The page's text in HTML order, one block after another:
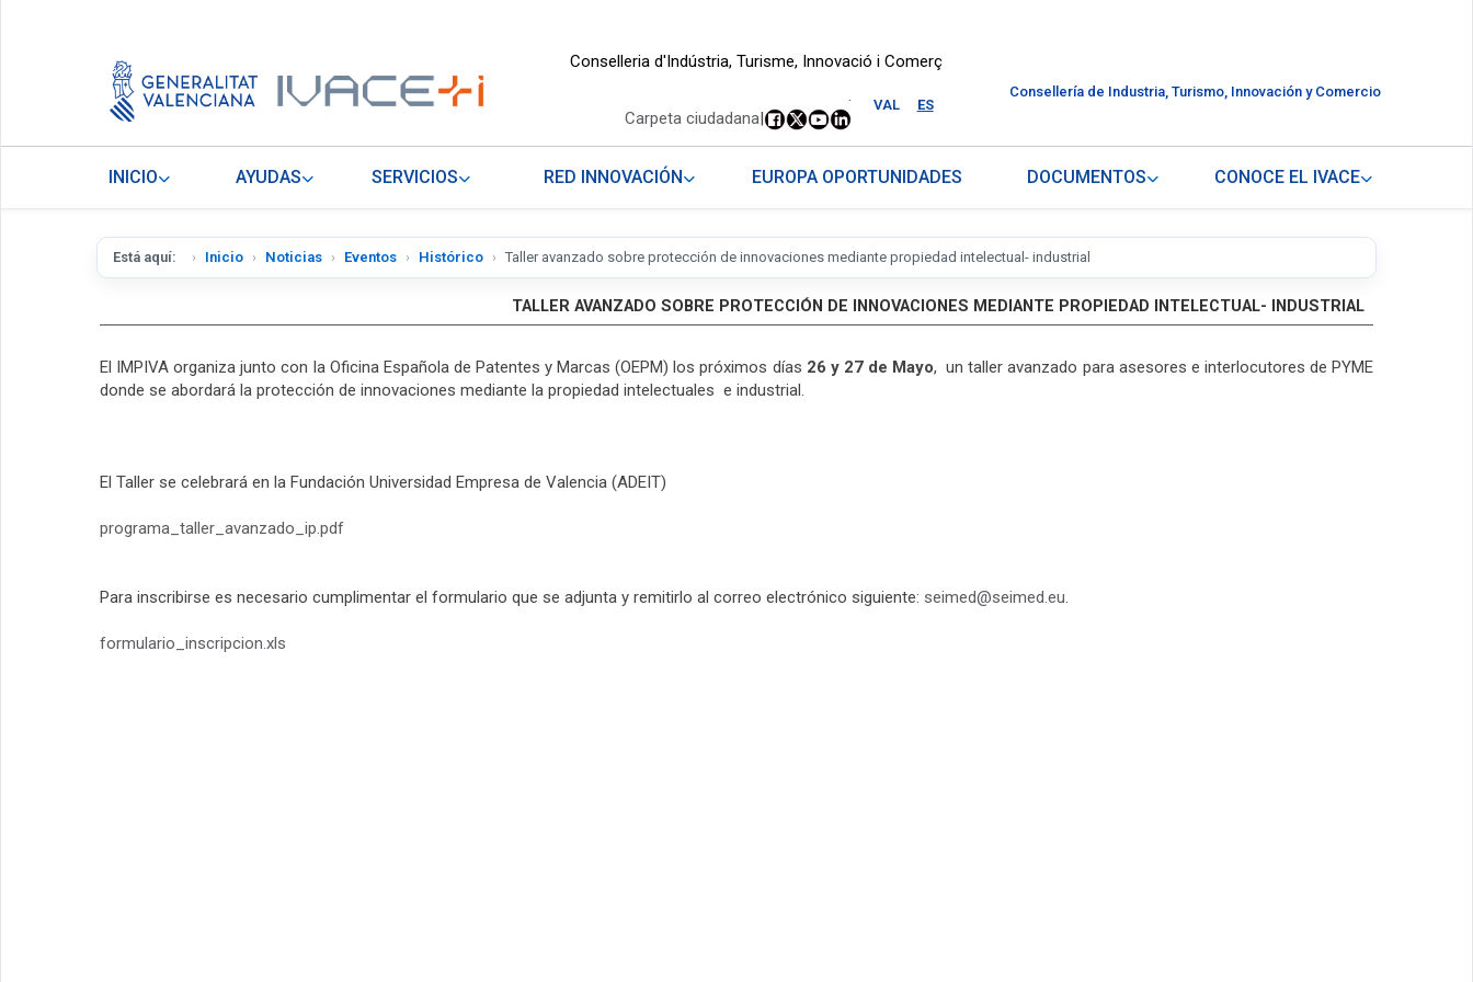
Conselleria d'Indústria, Turisme, Innovació i Comerç
VAL ES
.
Carpeta ciudadana|
Consellería de Industria, Turismo, Innovación y Comercio
INICIO AYUDAS SERVICIOS RED INNOVACIÓN EUROPA OPORTUNIDADES DOCUMENTOS CONOCE EL IVACE
Está aquí: Inicio Noticias Eventos Histórico Taller avanzado sobre protección de innovaciones mediante propiedad intelectual- industrial
TALLER AVANZADO SOBRE PROTECCIÓN DE INNOVACIONES MEDIANTE PROPIEDAD INTELECTUAL- INDUSTRIAL
El IMPIVA organiza junto con la Oficina Española de Patentes y Marcas (OEPM) los próximos días 26 y 27 de Mayo, un taller avanzado para asesores e interlocutores de PYME
donde se abordará la protección de innovaciones mediante la propiedad intelectuales e industrial.
El Taller se celebrará en la Fundación Universidad Empresa de Valencia (ADEIT)
programa_taller_avanzado_ip.pdf
Para inscribirse es necesario cumplimentar el formulario que se adjunta y remitirlo al correo electrónico siguiente: seimed@seimed.eu.
formulario_inscripcion.xls